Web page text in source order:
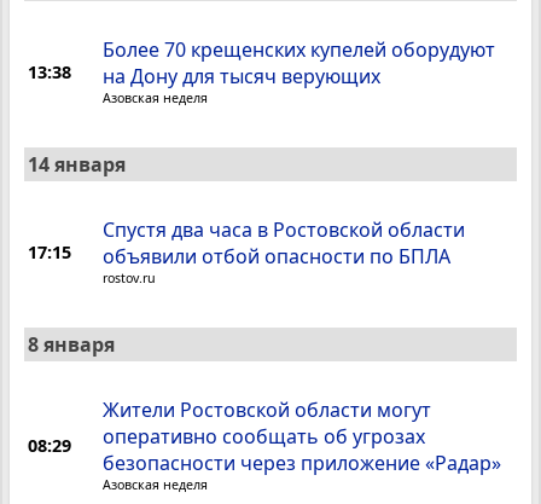
13:38
Более 70 крещенских купелей оборудуют
на Дону для тысяч верующих
Азовская неделя
14 января
17:15
Спустя два часа в Ростовской области
объявили отбой опасности по БПЛА
rostov.ru
8 января
08:29
Жители Ростовской области могут
оперативно сообщать об угрозах
безопасности через приложение «Радар»
Азовская неделя